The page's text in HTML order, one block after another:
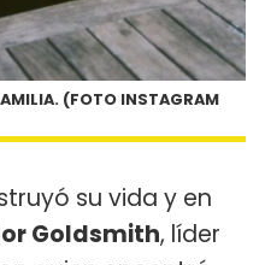
(FOTO INSTAGRAM
su vida y en
Goldsmith, líder